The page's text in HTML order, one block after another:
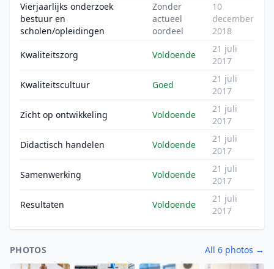
Vierjaarlijks onderzoek
bestuur en
scholen/opleidingen
Zonder
actueel
oordeel
10
december
2018
Kwaliteitszorg Voldoende
21 juli
2017
Kwaliteitscultuur Goed
21 juli
2017
Zicht op ontwikkeling Voldoende
21 juli
2017
Didactisch handelen Voldoende
21 juli
2017
Samenwerking Voldoende
21 juli
2017
Resultaten Voldoende
21 juli
2017
PHOTOS All 6 photos →